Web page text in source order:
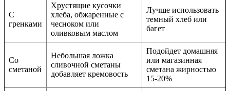
С
гренками
Хрустящие кусочки
хлеба, обжаренные с
чесноком или
оливковым маслом
Лучше использовать
темный хлеб или
багет
Со
сметаной
Небольшая ложка
сливочной сметаны
добавляет кремовость
Подойдет домашняя
или магазинная
сметана жирностью
15-20%